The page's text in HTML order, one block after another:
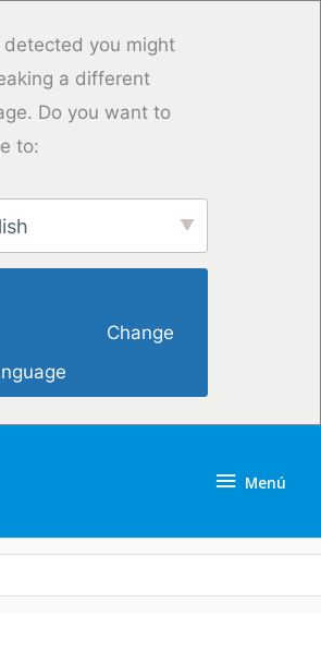
detected you might
a different
Do you want to
to:
Menú